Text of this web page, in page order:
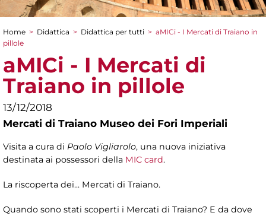
Tu sei qui
Home > Didattica > Didattica per tutti > aMICi - I Mercati di Traiano in
pillole
aMICi - I Mercati di
Traiano in pillole
13/12/2018
Mercati di Traiano Museo dei Fori Imperiali
Visita a cura di Paolo Vigliarolo, una nuova iniziativa
destinata ai possessori della MIC card.
La riscoperta dei... Mercati di Traiano.
Quando sono stati scoperti i Mercati di Traiano? E da dove